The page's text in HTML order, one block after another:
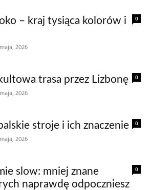
0
– kraj tysiąca kolorów i
2026
0
trasa przez Lizbonę
2026
0
stroje i ich znaczenie
2026
0
slow: mniej znane
naprawdę odpoczniesz